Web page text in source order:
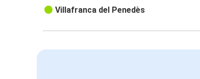
Villafranca del Penedès